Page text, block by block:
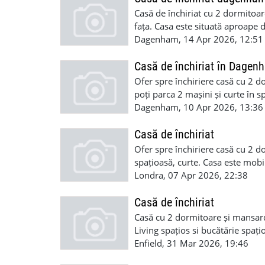
Casă de închiriat cu 2
fața. Casa este situată
multe detalii sunați la
Dagenham, 14 Apr 2026, 12:51
Casă de închiriat în
Ofer spre închiriere casă cu 2
poți parca 2 mașini și curte în
Casa este valabilă de azi
Dagenham, 10 Apr 2026, 13:36
Casă de închiriat
Ofer spre închiriere casă cu 2
spațioasă, curte. Casa este
07526322717 mulțumesc.
Londra, 07 Apr 2026, 22:38
Casă de închiriat
Casă cu 2 dormitoare și
Living spațios si bucătărie
informații sunați la
Enfield, 31 Mar 2026, 19:46